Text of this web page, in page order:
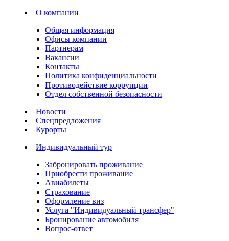
О компании
Общая информация
Офисы компании
Партнерам
Вакансии
Контакты
Политика конфиденциальности
Противодействие коррупции
Отдел собственной безопасности
Новости
Спецпредложения
Курорты
Индивидуальный тур
Забронировать проживание
Приобрести проживание
Авиабилеты
Страхование
Оформление виз
Услуга "Индивидуальный трансфер"
Бронирование автомобиля
Вопрос-ответ